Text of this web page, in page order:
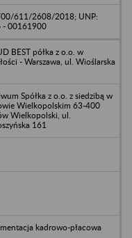
611/2608/2018; UNP:
- 00161900
BEST półka z o.o. w
- Warszawa, ul. Wioślarska
Spółka z o.o. z siedzibą w
Wielkopolskim 63-400
Wielkopolski, ul.
161
kadrowo-płacowa